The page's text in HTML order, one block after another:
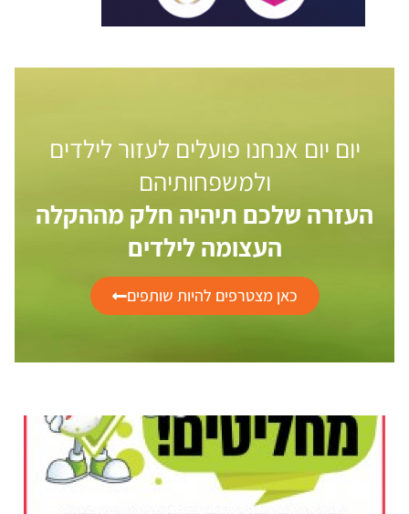
יום יום אנחנו פועלים לעזור לילדים
ולמשפחותיהם
העזרה שלכם תיהיה חלק מההקלה
העצומה לילדים
כאן מצטרפים להיות שותפים